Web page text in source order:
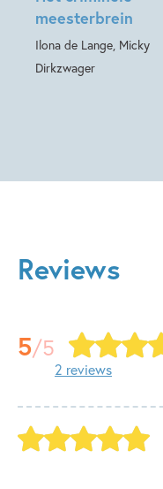
meesterbrein
Ilona de Lange, Micky
Dirkzwager
Reviews
5/5
2 reviews